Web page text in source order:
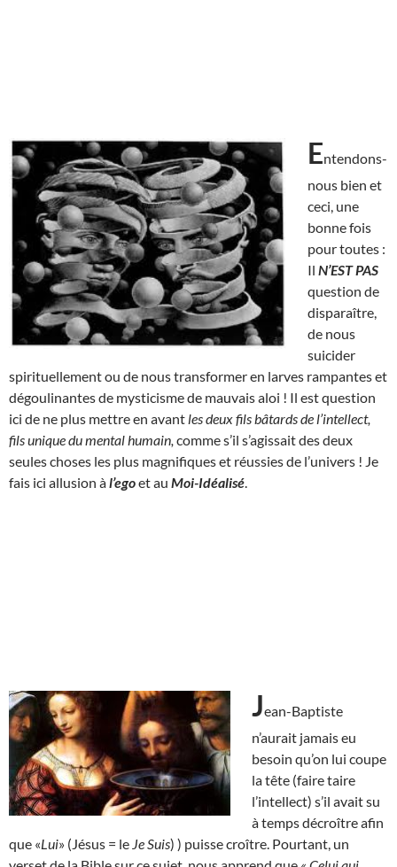
Entendons-
nous bien et
ceci, une
bonne fois
pour toutes :
Il N’EST PAS
question de
disparaître,
de nous
suicider
spirituellement ou de nous transformer en larves rampantes et
dégoulinantes de mysticisme de mauvais aloi ! Il est question
ici de ne plus mettre en avant les deux fils bâtards de l’intellect,
fils unique du mental humain, comme s’il s’agissait des deux
seules choses les plus magnifiques et réussies de l’univers ! Je
fais ici allusion àl’egoet au Moi-Idéalisé
Jean-Baptiste
n’aurait jamais eu
besoin qu’on lui coupe
la tête (faire taire
l’intellect) s’il avait su
à temps décroître afin
que «Lui» (Jésus = le Je Suis) ) puisse croître. Pourtant, un